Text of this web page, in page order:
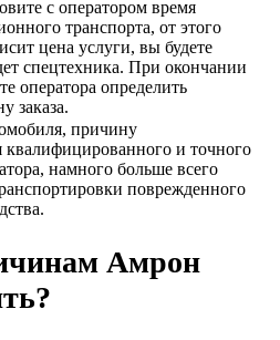
с оператором время
транспорта, от этого
цена услуги, вы будете
спецтехника. При окончании
оператора определить
заказа.
причину
квалифицированного и точного
намного больше всего
поврежденного
Амрон